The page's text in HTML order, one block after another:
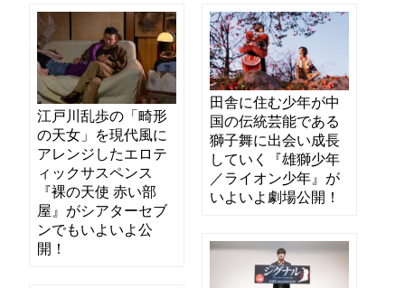
江戸川乱歩の「畸形
の天女」を現代風に
アレンジしたエロテ
ィックサスペンス
『裸の天使 赤い部
屋』がシアターセブ
ンでもいよいよ公
開！
田舎に住む少年が中
国の伝統芸能である
獅子舞に出会い成長
していく『雄獅少年
／ライオン少年』が
いよいよ劇場公開！